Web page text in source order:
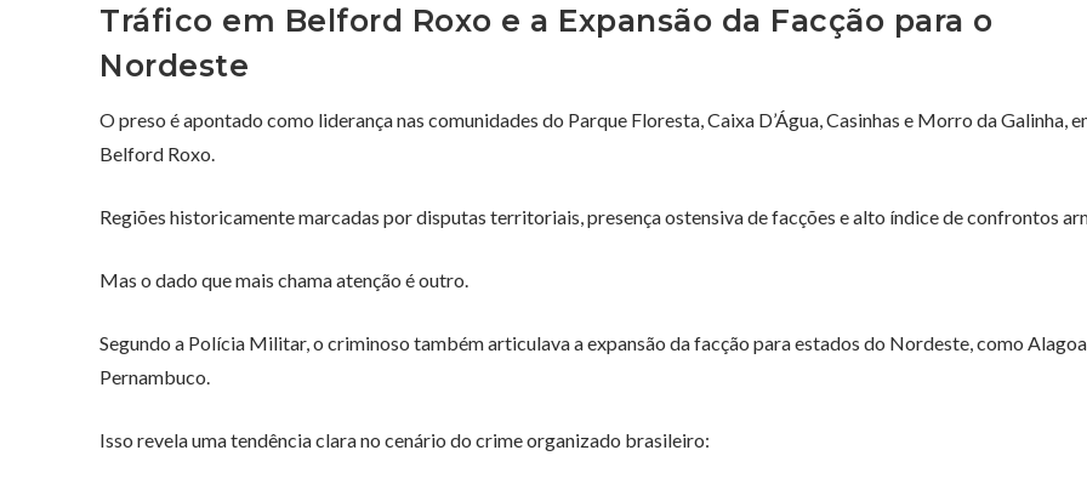
Tráfico em Belford Roxo e a Expansão da Facção para o
Nordeste
O preso é apontado como liderança nas comunidades do Parque Floresta, Caixa D’Água, Casinhas e Morro da Galinha,
Belford Roxo.
Regiões historicamente marcadas por disputas territoriais, presença ostensiva de facções e alto índice de confrontos
Mas o dado que mais chama atenção é outro.
Segundo a Polícia Militar, o criminoso também articulava a expansão da facção para estados do Nordeste, como
Pernambuco.
Isso revela uma tendência clara no cenário do crime organizado brasileiro: